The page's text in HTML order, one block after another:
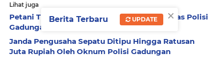
Lihat juga
Petani Tua Diajak Pakai Narkoba, Lalu Diperas Polisi
Gadungan
Janda Pengusaha Sepatu Ditipu Hingga Ratusan
Juta Rupiah Oleh Oknum Polisi Gadungan
×
Berita Terbaru UPDATE